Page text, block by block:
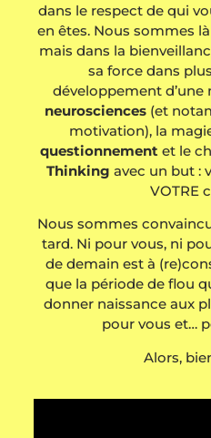
dans le respect de qui
en êtes. Nous sommes
mais dans la
sa force dans
développement
neurosciences(et
motivation), la
questionnement et le
Thinking avec un but :
VOTRE
Nous sommes
tard. Ni pour vous, ni
de demain est à
que la période de flou
donner naissance aux
pour vous et…
Alors,